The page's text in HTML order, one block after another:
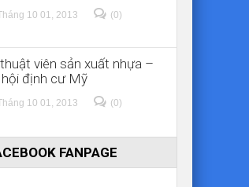
10 01, 2013
(0)
viên sản xuất nhựa –
hội định cư Mỹ
10 01, 2013
(0)
FANPAGE